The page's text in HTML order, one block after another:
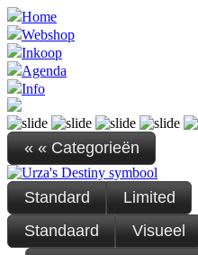
Home
Webshop
Inkoop
Agenda
Info
« « Categorieën
Standard
Limited
Standaard
Visueel